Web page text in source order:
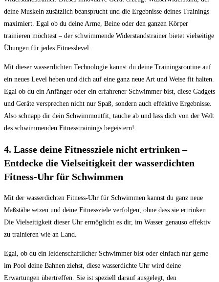
deine Muskeln zusätzlich beansprucht und die ‍Ergebnisse deines ⁣Trainings
maximiert. Egal ​ob du deine Arme, Beine⁣ oder den ganzen Körper
trainieren möchtest – der schwimmende Widerstandstrainer‌ bietet vielseitige
Übungen für jedes Fitnesslevel.
Mit dieser wasserdichten Technologie kannst du deine Trainingsroutine auf⁣
ein‍ neues ⁤Level⁢ heben und⁤ dich auf⁣ eine ‌ganz ⁣neue Art und Weise fit halten.
Egal ob du ein Anfänger oder⁤ ein erfahrener Schwimmer bist, diese⁣ Gadgets
und⁢ Geräte versprechen‍ nicht‍ nur‌ Spaß, sondern auch effektive Ergebnisse.
Also ⁣schnapp dir dein‌ Schwimmoutfit, tauche ab und⁣ lass dich ⁢von der Welt
des ⁤schwimmenden Fitnesstrainings begeistern!
4. Lasse deine Fitnessziele nicht ertrinken​ –
Entdecke die Vielseitigkeit der ⁣wasserdichten
Fitness-Uhr für Schwimmen
Mit ‍der wasserdichten Fitness-Uhr für Schwimmen kannst du ganz neue
Maßstäbe setzen ⁢und deine Fitnessziele ⁤verfolgen, ohne dass sie ertrinken.
⁣Die Vielseitigkeit dieser Uhr ⁤ermöglicht es dir, im Wasser genauso effektiv‍
zu ⁤trainieren wie an Land.
Egal, ob du ein leidenschaftlicher Schwimmer bist⁤ oder ⁣einfach nur gerne
im⁢ Pool deine Bahnen ziehst,⁣ diese wasserdichte Uhr wird deine
Erwartungen ‍übertreffen. Sie ist speziell darauf ausgelegt, den